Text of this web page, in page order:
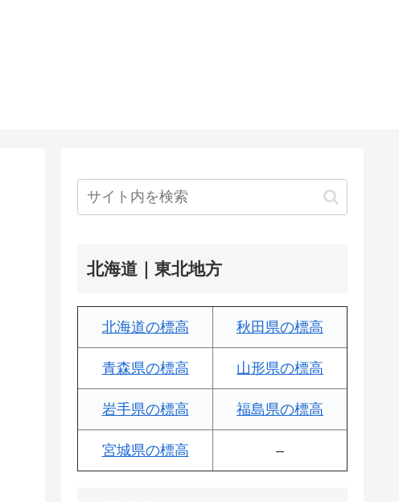
北海道｜東北地方
北海道の標高 秋田県の標高
青森県の標高 山形県の標高
岩手県の標高 福島県の標高
宮城県の標高 –